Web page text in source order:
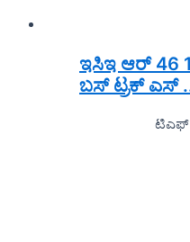
ಇಸಿಇ ಆರ್ 46
ಬಸ್ ಟ್ರಕ್ ಎಸ್
ಟಿಎಫ್